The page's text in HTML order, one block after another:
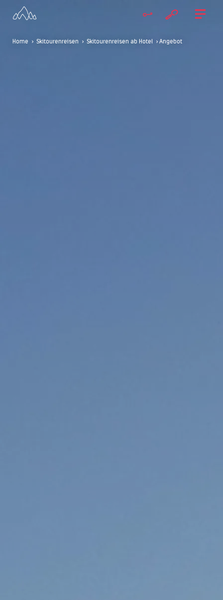
Home > Skitourenreisen > Skitourenreisen ab Hotel > Angebot